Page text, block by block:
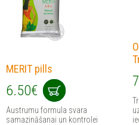
MERIT pills
6.50€
Austrumu formula svara
samazināšanai un kontrolei